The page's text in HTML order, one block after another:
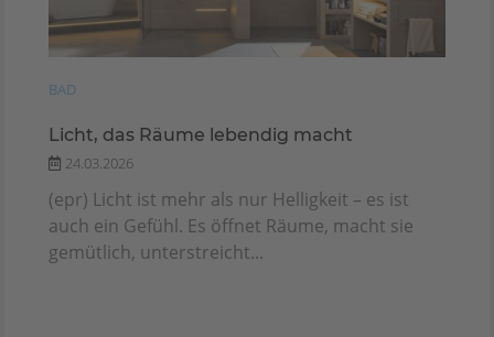
BAD
Licht, das Räume lebendig macht
24.03.2026
(epr) Licht ist mehr als nur Helligkeit – es ist
auch ein Gefühl. Es öffnet Räume, macht sie
gemütlich, unterstreicht...